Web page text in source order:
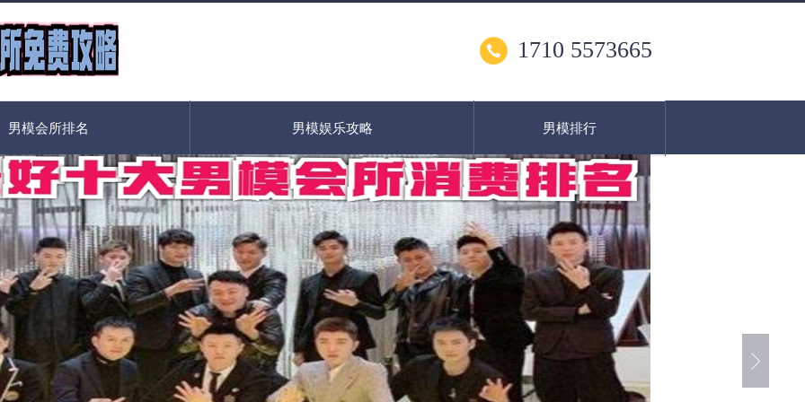
1710 5573665
男模会所排名 男模娱乐攻略 男模排行